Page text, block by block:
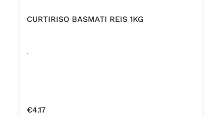
CURTIRISO BASMATI REIS 1KG
.
Regular price:
€4.17